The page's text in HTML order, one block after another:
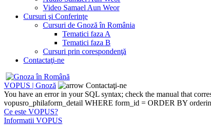
Video Samael Aun Weor
Cursuri şi Conferinţe
Cursuri de Gnoză în România
Tematici faza A
Tematici faza B
Cursuri prin corespondenţă
Contactaţi-ne
VOPUS | Gnoză
Contactaţi-ne
You have an error in your SQL syntax; check the manual that
vopusro_philaform_detail WHERE form_id = ORDER BY
Ce este VOPUS?
Informatii VOPUS